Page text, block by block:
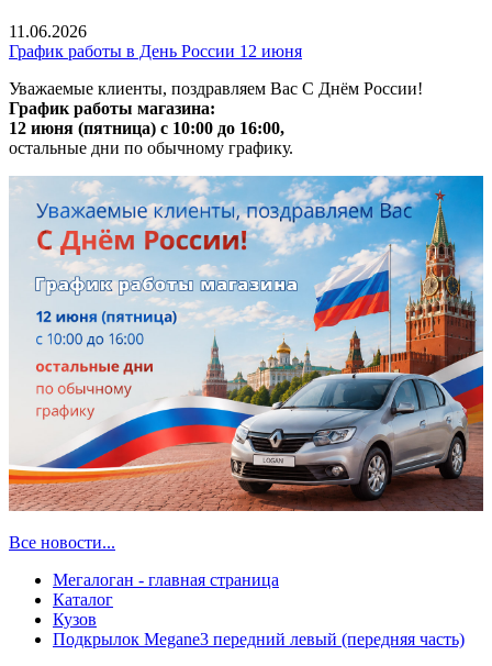
11.06.2026
График работы в День России 12 июня
Уважаемые клиенты, поздравляем Вас С Днём России!
График работы магазина:
12 июня (пятница) с 10:00 до 16:00,
остальные дни по обычному графику.
Все новости...
Мегалоган - главная страница
Каталог
Кузов
Подкрылок Megane3 передний левый (передняя часть)